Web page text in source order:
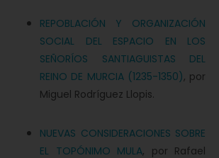
REPOBLACIÓN Y ORGANIZACIÓN
SOCIAL DEL ESPACIO EN LOS
SEÑORÍOS SANTIAGUISTAS DEL
REINO DE MURCIA (1235-1350), por
Miguel Rodríguez Llopis.
NUEVAS CONSIDERACIONES SOBRE
EL TOPÓNIMO MULA, por Rafael